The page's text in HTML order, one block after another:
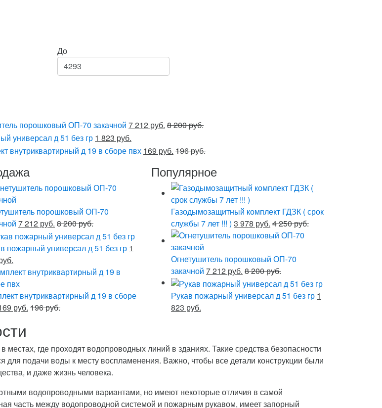
До
порошковый ОП-70 закачной 7 212 руб. 8 200 руб.
универсал д 51 без гр 1 823 руб.
внутриквартирный д 19 в сборе пвх 169 руб. 196 руб.
порошковый ОП-70
7 212 руб. 8 200 руб.
пожарный универсал д 51 без гр 1
внутриквартирный д 19 в сборе
руб. 196 руб.
Популярное
Газодымозащитный комплект ГДЗК ( срок
службы 7 лет !!! ) 3 978 руб. 4 250 руб.
Огнетушитель порошковый ОП-70
закачной 7 212 руб. 8 200 руб.
Рукав пожарный универсал д 51 без гр 1
823 руб.
где проходят водопроводных линий в зданиях. Такие средства безопасности
для подачи воды к месту воспламенения. Важно, чтобы все детали конструкции были
и даже жизнь человека.
водопроводными вариантами, но имеют некоторые отличия в самой
часть между водопроводной системой и пожарным рукавом, имеет запорный